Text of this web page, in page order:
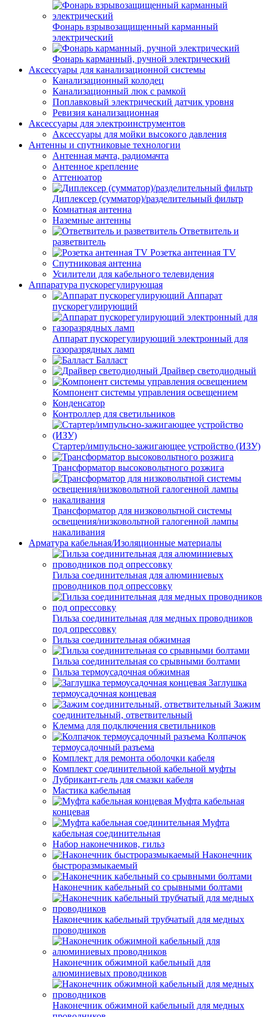
Фонарь взрывозащищенный карманный
электрический
Фонарь карманный, ручной электрический
Аксессуары для канализационной системы
Канализационный колодец
Канализационный люк с рамкой
Поплавковый электрический датчик уровня
Ревизия канализационная
Аксессуары для электроинструментов
Аксессуары для мойки высокого давления
Антенны и спутниковые технологии
Антенная мачта, радиомачта
Антенное крепление
Аттенюатор
Диплексер (сумматор)/разделительный фильтр
Комнатная антенна
Наземные антенны
Ответвитель и
разветвитель
Розетка антенная TV
Спутниковая антенна
Усилители для кабельного телевидения
Аппаратура пускорегулирующая
Аппарат
пускорегулирующий
Аппарат пускорегулирующий электронный для
газоразрядных ламп
Балласт
Драйвер светодиодный
Компонент системы управления освещением
Конденсатор
Контроллер для светильников
Стартер/импульсно-зажигающее устройство (ИЗУ)
Трансформатор высоковольтного розжига
Трансформатор для низковольтной системы
освещения/низковольтной галогенной лампы
накаливания
Арматура кабельная/Изоляционные материалы
Гильза соединительная для алюминиевых
проводников под опрессовку
Гильза соединительная для медных проводников
под опрессовку
Гильза соединительная обжимная
Гильза соединительная со срывными болтами
Гильза термоусадочная обжимная
Заглушка
термоусадочная концевая
Зажим
соединительный, ответвительный
Клемма для подключения светильников
Колпачок
термоусадочный разъема
Комплект для ремонта оболочки кабеля
Комплект соединительной кабельной муфты
Лубрикант-гель для смазки кабеля
Мастика кабельная
Муфта кабельная
концевая
Муфта
кабельная соединительная
Набор наконечников, гильз
Наконечник
быстроразмыкаемый
Наконечник кабельный со срывными болтами
Наконечник кабельный трубчатый для медных
проводников
Наконечник обжимной кабельный для
алюминиевых проводников
Наконечник обжимной кабельный для медных